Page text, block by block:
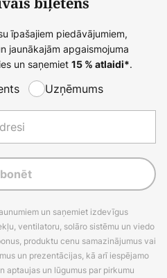
īpašajiem piedāvājumiem,
jaunākajām apgaismojuma
un saņemiet 15 % atlaidi*.
Uzņēmums
un saņemiet izdevīgus
ventilatoru, solāro sistēmu un viedo
produktu cenu samazinājumus vai
un prezentācijas, kā arī iespējamo
aptaujas un lūgumus par pirkumu